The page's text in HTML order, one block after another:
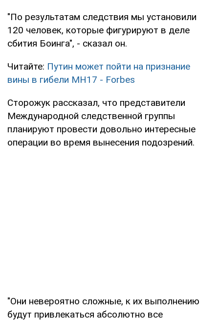
"По результатам следствия мы установили
120 человек, которые фигурируют в деле
сбития Боинга", - сказал он.
Читайте: Путин может пойти на признание
вины в гибели MH17 - Forbes
Сторожук рассказал, что представители
Международной следственной группы
планируют провести довольно интересные
операции во время вынесения подозрений.
"Они невероятно сложные, к их выполнению
будут привлекаться абсолютно все